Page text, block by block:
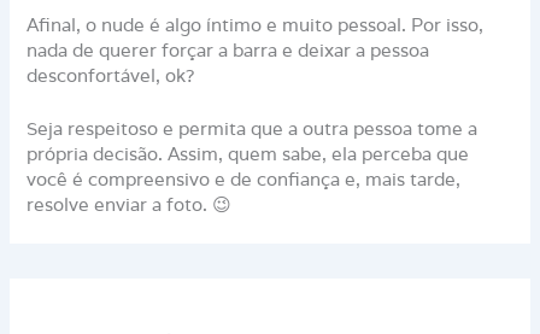
Afinal, o nude é algo íntimo e muito pessoal. Por isso,
nada de querer forçar a barra e deixar a pessoa
desconfortável, ok?
Seja respeitoso e permita que a outra pessoa tome a
própria decisão. Assim, quem sabe, ela perceba que
você é compreensivo e de confiança e, mais tarde,
resolve enviar a foto. 😉